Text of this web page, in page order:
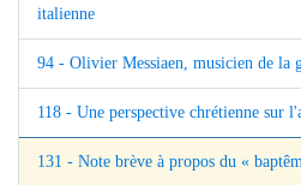
italienne
94 - Olivier Messiaen, musicien de la
118 - Une perspective chrétienne sur
131 - Note brève à propos du «